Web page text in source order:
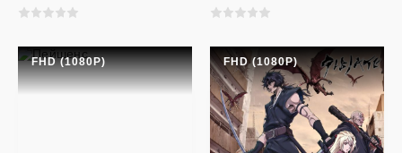
FHD (1080P) FHD (1080P)